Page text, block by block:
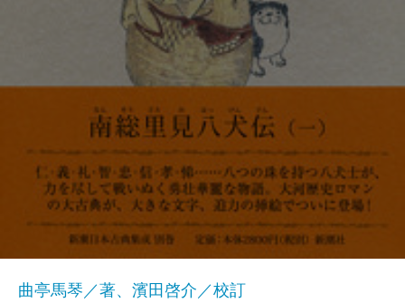
曲亭馬琴／著、濱田啓介／校訂